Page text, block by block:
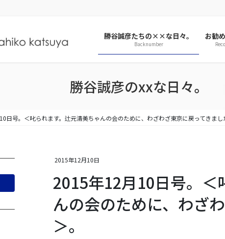
勝谷誠彦たちの××な日々。
Backnumber
お勧
勝谷誠彦のxxな日々。
日号。＜叱られます。辻元清美ちゃんの会のために、わざわざ東京に戻ってきまし
2015年12月10日
2015年12月10日号。＜
んの会のために、わざ
＞。